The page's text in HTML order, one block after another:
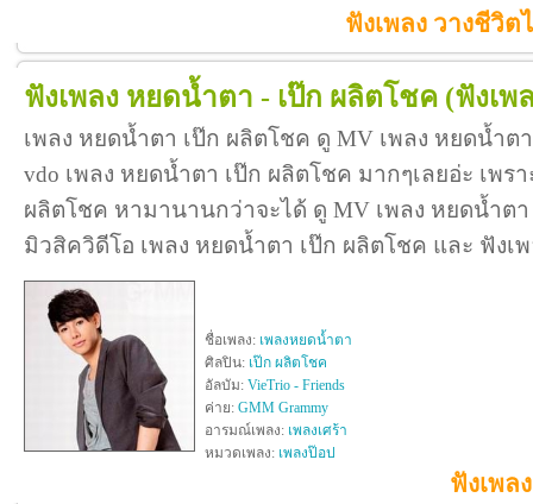
ฟังเพลง วางชีวิต
ฟังเพลง หยดน้ำตา - เป๊ก ผลิตโชค (ฟังเพ
เพลง หยดน้ำตา เป๊ก ผลิตโชค ดู MV เพลง หยดน้ำต
vdo เพลง หยดน้ำตา เป๊ก ผลิตโชค มากๆเลยอ่ะ เพร
ผลิตโชค หามานานกว่าจะได้ ดู MV เพลง หยดน้ำต
มิวสิควิดีโอ เพลง หยดน้ำตา เป๊ก ผลิตโชค และ ฟังเ
ชื่อเพลง: เพลงหยดน้ำตา
ศิลปิน: เป๊ก ผลิตโชค
อัลบัม: VieTrio - Friends
ค่าย: GMM Grammy
อารมณ์เพลง: เพลงเศร้า
หมวดเพลง: เพลงป๊อป
ฟังเพล